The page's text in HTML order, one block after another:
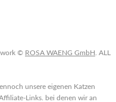
© ROSA WAENG GmbH . ALL
unsere eigenen Katzen
Links. bei denen wir an